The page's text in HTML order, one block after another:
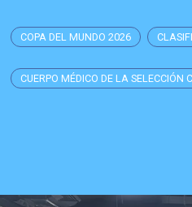
COPA DEL MUNDO 2026
CUERPO MÉDICO DE LA SELECCIÓN